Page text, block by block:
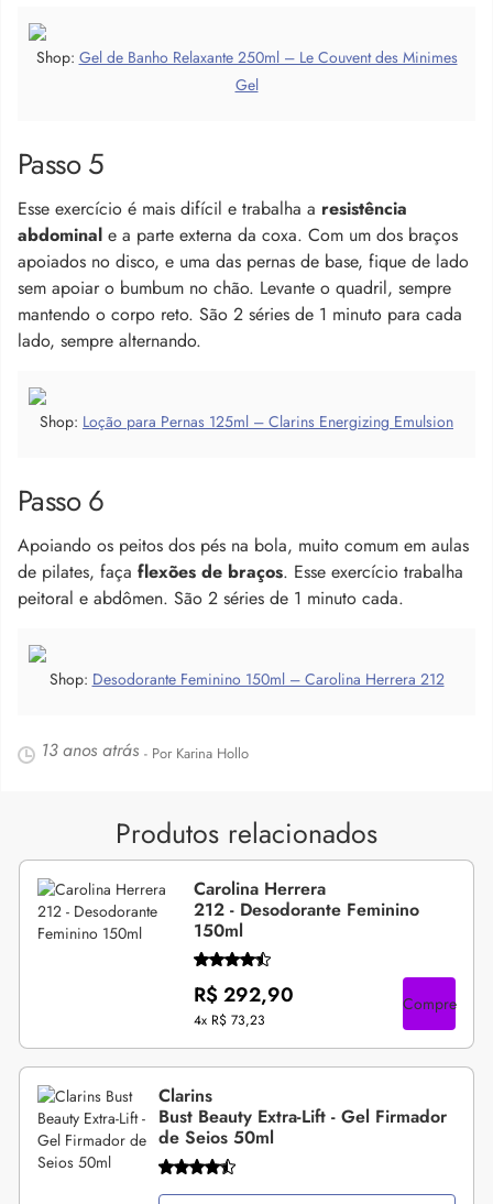
Shop: Gel de Banho Relaxante 250ml – Le Couvent des Minimes
Gel
Passo 5
Esse exercício é mais difícil e trabalha a resistência
abdominal e a parte externa da coxa. Com um dos braços
apoiados no disco, e uma das pernas de base, fique de lado
sem apoiar o bumbum no chão. Levante o quadril, sempre
mantendo o corpo reto. São 2 séries de 1 minuto para cada
lado, sempre alternando.
Shop: Loção para Pernas 125ml – Clarins Energizing Emulsion
Passo 6
Apoiando os peitos dos pés na bola, muito comum em aulas
de pilates, faça flexões de braços. Esse exercício trabalha
peitoral e abdômen. São 2 séries de 1 minuto cada.
Shop: Desodorante Feminino 150ml – Carolina Herrera 212
13 anos atrás - Por Karina Hollo
Produtos relacionados
Carolina Herrera
212 - Desodorante Feminino
150ml
R$ 292,90
4x R$ 73,23
Compre
Clarins
Bust Beauty Extra-Lift - Gel Firmador
de Seios 50ml